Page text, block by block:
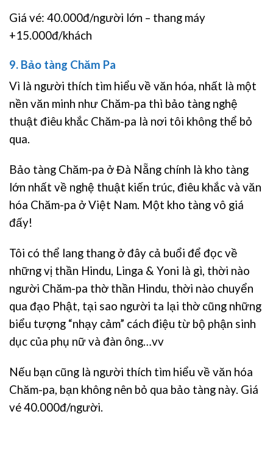
Giá vé: 40.000đ/người lớn – thang máy
+15.000đ/khách
9. Bảo tàng Chăm Pa
Vì là người thích tìm hiểu về văn hóa, nhất là một
nền văn minh như Chăm-pa thì bảo tàng nghệ
thuật điêu khắc Chăm-pa là nơi tôi không thể bỏ
qua.
Bảo tàng Chăm-pa ở Đà Nẵng chính là kho tàng
lớn nhất về nghệ thuật kiến trúc, điêu khắc và văn
hóa Chăm-pa ở Việt Nam. Một kho tàng vô giá
đấy!
Tôi có thể lang thang ở đây cả buổi để đọc về
những vị thần Hindu, Linga & Yoni là gì, thời nào
người Chăm-pa thờ thần Hindu, thời nào chuyển
qua đạo Phật, tại sao người ta lại thờ cũng những
biểu tượng “nhạy cảm” cách điệu từ bộ phận sinh
dục của phụ nữ và đàn ông…vv
Nếu bạn cũng là người thích tìm hiểu về văn hóa
Chăm-pa, bạn không nên bỏ qua bảo tàng này. Giá
vé 40.000đ/người.